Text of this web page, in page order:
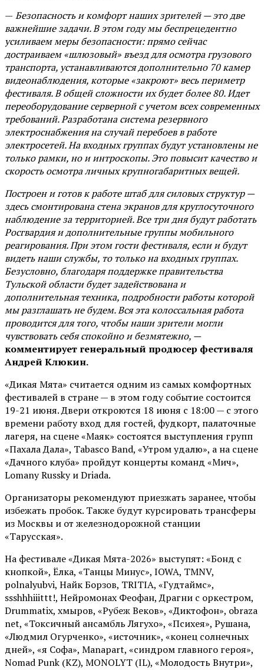
— Безопасность и комфорт наших зрителей — это две
важнейшие задачи. В этом году мы беспрецедентно
усиливаем меры безопасности: прямо сейчас
достраиваем «шлюзовый» въезд для осмотра грузового
транспорта, устанавливаются дополнительно 70 камер
видеонаблюдения, которые «закроют» весь периметр
фестиваля. В общей сложности их будет более 80. Идет
переоборудование серверной с учетом всех современных
требований. Разработана система резервного
электроснабжения на случай перебоев в работе
электросетей. На входных группах будут установлены не
только рамки, но и интроскопы. Это повысит качество и
скорость осмотра личных крупногабаритных вещей.
Построен и готов к работе штаб для силовых структур —
здесь смонтирована стена экранов для круглосуточного
наблюдение за территорией. Все три дня будут работать
Росгвардия и дополнительные группы мобильного
реагирования. При этом гости фестиваля, если и будут
видеть наши службы, то только на входных группах.
Безусловно, благодаря поддержке правительства
Тульской области будет задействована и
дополнительная техника, подробности работы которой
мы разглашать не будем. Вся эта колоссальная работа
проводится для того, чтобы наши зрители могли
чувствовать себя спокойно и безмятежно, —
комментирует генеральный продюсер фестиваля
Андрей Клюкин.
«Дикая Мята» считается одним из самых комфортных
фестивалей в стране — в этом году событие состоится
19-21 июня. Двери откроются 18 июня с 18:00 — с этого
времени работу вход для гостей, фудкорт, палаточные
лагеря, на сцене «Маяк» состоятся выступления групп
«Пахала Дала», Tabasco Band, «Утром удалю», а на сцене
«Дачного клуба» пройдут концерты команд «Мич»,
Lomany Russky и Driada.
Организаторы рекомендуют приезжать заранее, чтобы
избежать пробок. Также будут курсировать трансферы
из Москвы и от железнодорожной станции
«Тарусская».
На фестивале «Дикая Мята-2026» выступят: «Бонд с
кнопкой», Ёлка, «Танцы Минус», IOWA, TMNV,
polnalyubvi, Найк Борзов, TRITIA, «Гудтаймс»,
ssshhhiiittt!, Нейромонах Феофан, Драгни с оркестром,
Drummatix, хмыров, «Рубеж Веков», «Диктофон», obraza
net, «Токсичный ансамбль Лягухо», «Психея», Рушана,
«Людмил Огурченко», «источник», «конец солнечных
дней», «я Софа», Manapart, «синдром главного героя»,
Nomad Punk (KZ), MONOLYT (IL), «Молодость Внутри»,